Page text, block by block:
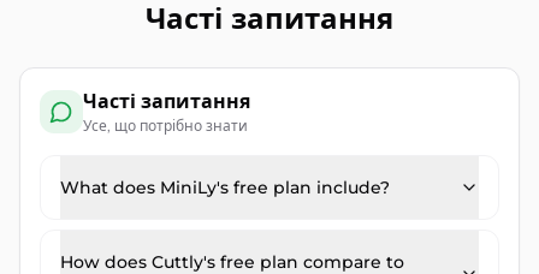
Часті запитання
Часті запитання
Усе, що потрібно знати
What does MiniLy's free plan include?
How does Cuttly's free plan compare to